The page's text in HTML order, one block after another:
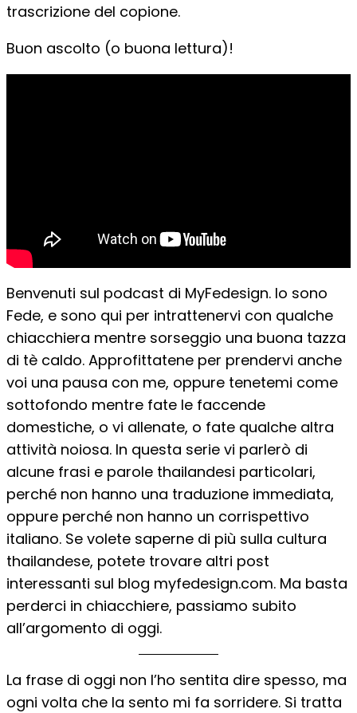
trascrizione del copione.
Buon ascolto (o buona lettura)!
Benvenuti sul podcast di MyFedesign. Io sono
Fede, e sono qui per intrattenervi con qualche
chiacchiera mentre sorseggio una buona tazza
di tè caldo. Approfittatene per prendervi anche
voi una pausa con me, oppure tenetemi come
sottofondo mentre fate le faccende
domestiche, o vi allenate, o fate qualche altra
attività noiosa. In questa serie vi parlerò di
alcune frasi e parole thailandesi particolari,
perché non hanno una traduzione immediata,
oppure perché non hanno un corrispettivo
italiano. Se volete saperne di più sulla cultura
thailandese, potete trovare altri post
interessanti sul blog myfedesign.com. Ma basta
perderci in chiacchiere, passiamo subito
all’argomento di oggi.
La frase di oggi non l’ho sentita dire spesso, ma
ogni volta che la sento mi fa sorridere. Si tratta